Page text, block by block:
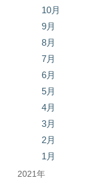
10月
9月
8月
7月
6月
5月
4月
3月
2月
1月
2021年